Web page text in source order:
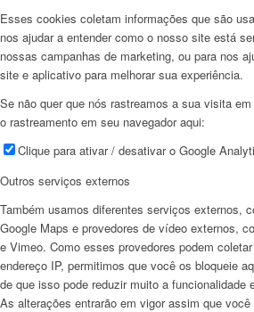
Esses cookies coletam informações que são
nos ajudar a entender como o nosso site está
nossas campanhas de marketing, ou para nos
site e aplicativo para melhorar sua experiência.
Se não quer que nós rastreamos a sua visita
o rastreamento em seu navegador aqui:
Clique para ativar / desativar o Google
Outros serviços externos
Também usamos diferentes serviços externos,
Google Maps e provedores de vídeo externos,
e Vimeo. Como esses provedores podem
endereço IP, permitimos que você os bloqueie
de que isso pode reduzir muito a funcionalidade
As alterações entrarão em vigor assim que você